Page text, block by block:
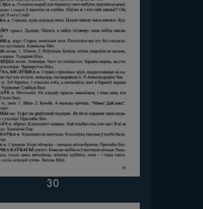
30